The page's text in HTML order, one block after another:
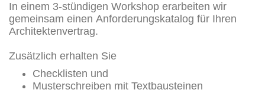
In einem 3-stündigen Workshop erarbeiten wir
gemeinsam einen Anforderungskatalog für Ihren
Architektenvertrag.
Zusätzlich erhalten Sie
Checklisten und
Musterschreiben mit Textbausteinen